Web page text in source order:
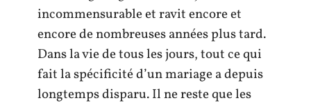
incommensurable et ravit encore et
encore de nombreuses années plus tard.
Dans la vie de tous les jours, tout ce qui
fait la spécificité d’un mariage a depuis
longtemps disparu. Il ne reste que les